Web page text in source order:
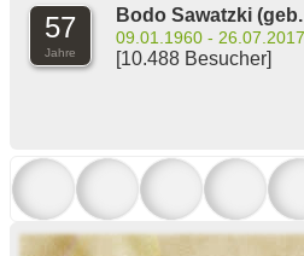
57
Jahre
Bodo Sawatzki
09.01.1960 - 26.07.2017
[10.488 Besucher]